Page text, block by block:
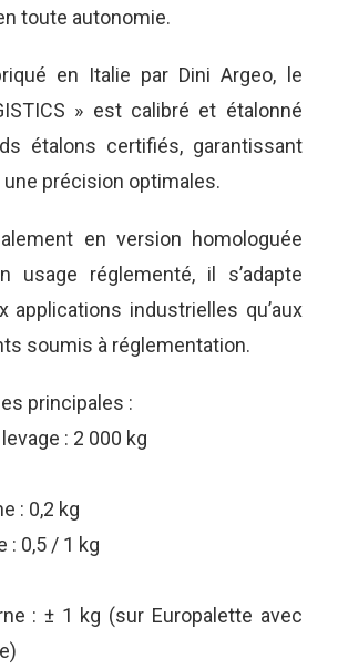
toute autonomie.
en Italie par Dini Argeo, le
» est calibré et étalonné
étalons certifiés, garantissant
précision optimales.
en version homologuée
usage réglementé, il s’adapte
applications industrielles qu’aux
soumis à réglementation.
principales :
: 2 000 kg
: 0,2 kg
: 0,5 / 1 kg
: ± 1 kg (sur Europalette avec